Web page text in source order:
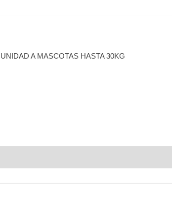
A MASCOTAS HASTA 30KG